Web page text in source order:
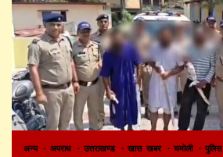
अन्य अपराध उत्तराखण्ड खास खबर चमोली पुलिस